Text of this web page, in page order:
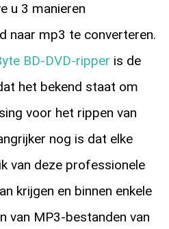
u 3 manieren
naar mp3 te converteren.
BD-DVD-ripper is de
het bekend staat om
voor het rippen van
nog is dat elke
van deze professionele
krijgen en binnen enkele
van MP3-bestanden van